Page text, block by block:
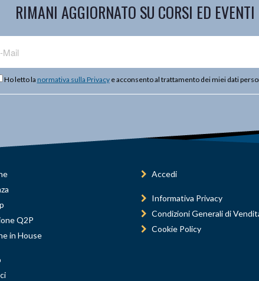
RIMANI AGGIORNATO SU CORSI ED EVENTI
Ho letto la normativa sulla Privacye acconsento al trattamento dei miei dati
Q2P
in House
Accedi
Informativa Privacy
Condizioni Generali di
Cookie Policy